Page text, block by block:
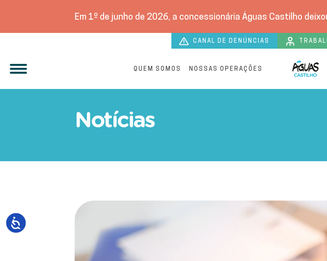
Em 1º de junho de 2026, a concessionária Águas Castilho
CANAL DE DENÚNCIAS
QUEM SOMOS NOSSAS OPERAÇÕES
Nos feriados, Águas Andradina e
Notícias